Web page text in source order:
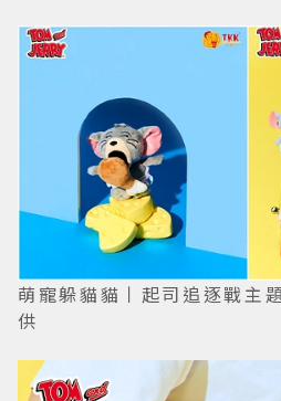
萌寵躲貓貓丨起司追逐戰主
供